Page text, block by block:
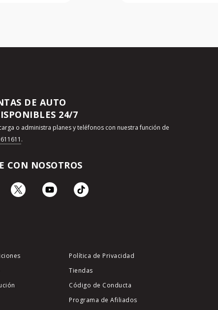
DE AUTO
24/7
o administra planes y teléfonos con nuestra función de
.
CON NOSOTROS
Política de Privacidad
Tiendas
Código de Conducta
Programa de Afiliados